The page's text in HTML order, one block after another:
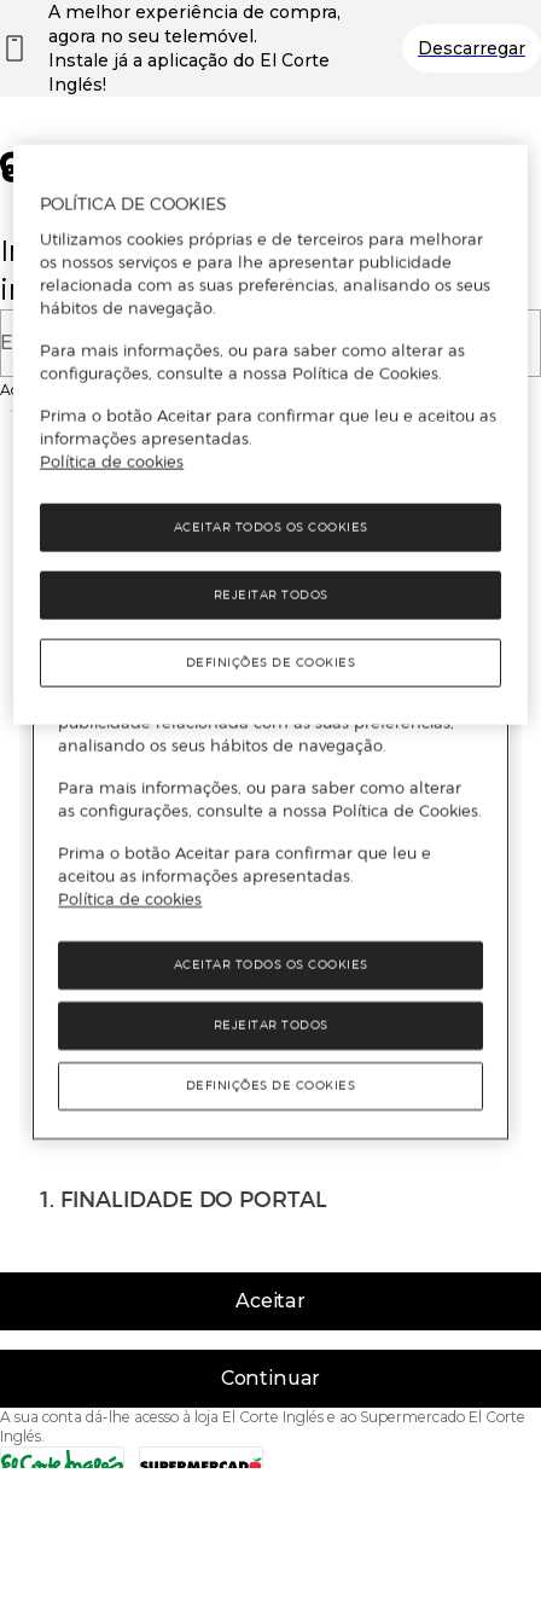
Insira o seu email para se registar ou
iniciar sessão.
E-mail
Ao continuar, aceitas as
Aceitar
Continuar
A sua conta dá-lhe acesso à loja El Corte Inglés e ao Supermercado El Corte
Inglés.
A melhor experiência de compra,
agora no seu telemóvel.
Instale já a aplicação do El Corte
Inglés!
Descarregar
POLÍTICA DE COOKIES
Utilizamos cookies próprias e de terceiros para melhorar
os nossos serviços e para lhe apresentar publicidade
relacionada com as suas preferências, analisando os seus
hábitos de navegação.
Para mais informações, ou para saber como alterar as
configurações, consulte a nossa Política de Cookies.
Prima o botão Aceitar para confirmar que leu e aceitou as
informações apresentadas.
Política de cookies
REJEITAR TODOS
ACEITAR TODOS OS COOKIES
DEFINIÇÕES DE COOKIES